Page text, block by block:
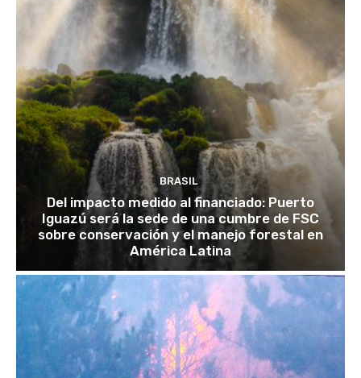
BRASIL
Del impacto medido al financiado: Puerto
Iguazú será la sede de una cumbre de FSC
sobre conservación y el manejo forestal en
América Latina